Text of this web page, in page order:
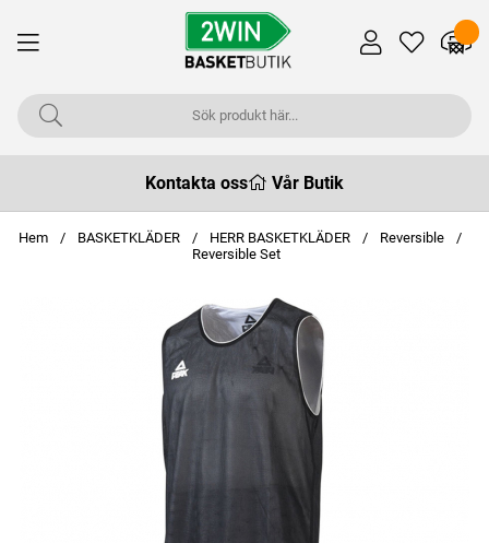
Kontakta oss Vår Butik
Hem BASKETKLÄDER HERR BASKETKLÄDER
Reversible
Reversible Set